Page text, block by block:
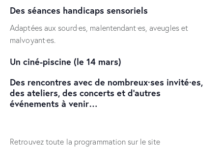
Des séances handicaps sensoriels
Adaptées aux sourd·es, malentendant·es, aveugles et
malvoyant·es.
Un ciné-piscine (le 14 mars)
Des rencontres avec de nombreux·ses invité·es,
des ateliers, des concerts et d’autres
événements à venir…
Retrouvez toute la programmation sur le site